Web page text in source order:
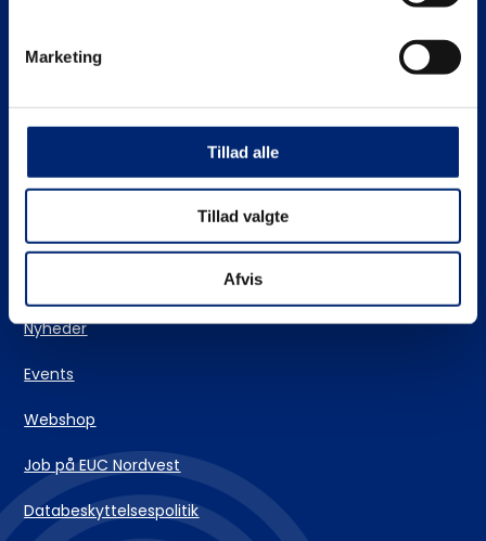
Marketing
Tillad alle
Tillad valgte
Afvis
EUC Nordvests skolehjem
Login og IT-support
Kontakt
Nyheder
Events
Webshop
Job på EUC Nordvest
Databeskyttelsespolitik